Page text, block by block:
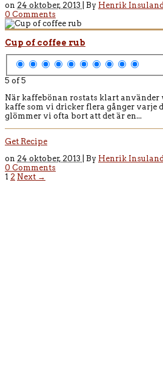
on 24 oktober, 2013 | By Henrik
0 Comments
Cup of coffee rub
5 of 5
När kaffebönan rostats klart
kaffe som vi dricker flera gånger varje
glömmer vi ofta bort att det är en...
Get Recipe
on 24 oktober, 2013 | By Henrik
0 Comments
1 2 Next →